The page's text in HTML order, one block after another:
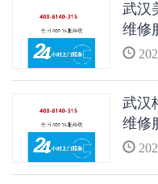
武汉
维修
空调
武汉
维修
空调